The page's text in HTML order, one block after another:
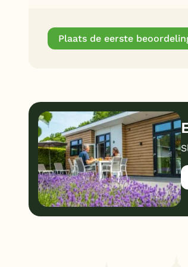
Plaats de eerste